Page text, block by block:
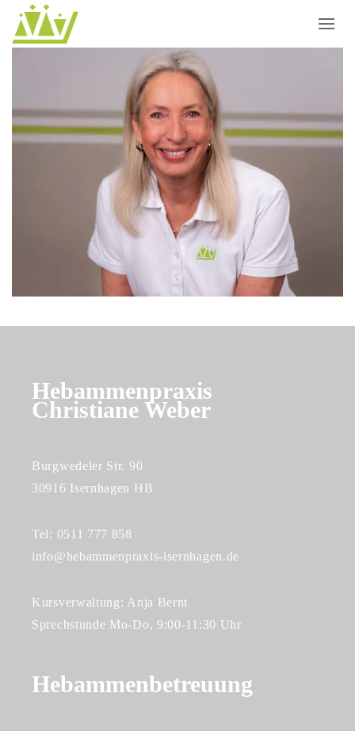
Hebammenpraxis
Christiane Weber
Burgwedeler Str. 90
30916 Isernhagen HB
Tel: 0511 777 858
info@hebammenpraxis-isernhagen.de
Kursverwaltung: Anja Bernt
Sprechstunde Mo-Do, 9:00-11:30 Uhr
Hebammenbetreuung